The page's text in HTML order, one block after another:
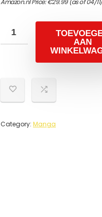
AAN
Category: Manga